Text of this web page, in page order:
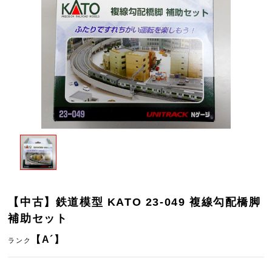
【中古】鉄道模型 KATO 23-049 複線勾配橋脚
補助セット
ランク 【A´】